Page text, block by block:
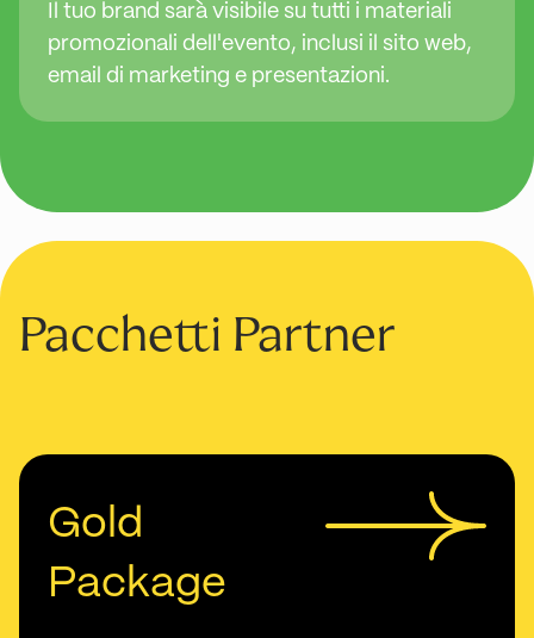
Il tuo brand sarà visibile su tutti i materiali
promozionali dell'evento, inclusi il sito web,
email di marketing e presentazioni.
Pacchetti Partner
Gold
Package